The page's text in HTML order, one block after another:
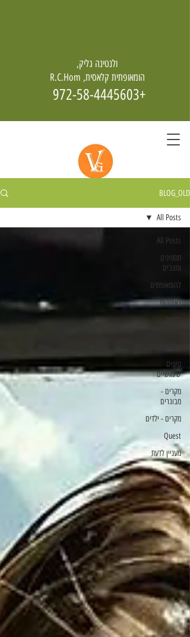
הומאופתיה - מחיה גם מן האפר
ולנטינה גליק,
הומאופתית קלאסית, R.C.Hom
+972-58-4445603
BLOG_OLD
All Posts
תסמינים
ומצבים
להומאופתים
לאימהות
רמדיס
טיפים
שימושיים
מקרים -
מבוגרים
מקרים - ילדים
Quest
מעניין לדעת
All Posts